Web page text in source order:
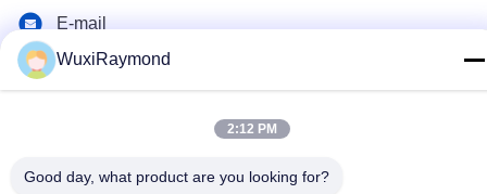
E-mail
adam@wxhy.com.cn
Adres
Shitangwan lndustrial Park, Wuxi City, Jiangsu Prov.,
WuxiRaymond
2:12 PM
Good day, what product are you looking for?